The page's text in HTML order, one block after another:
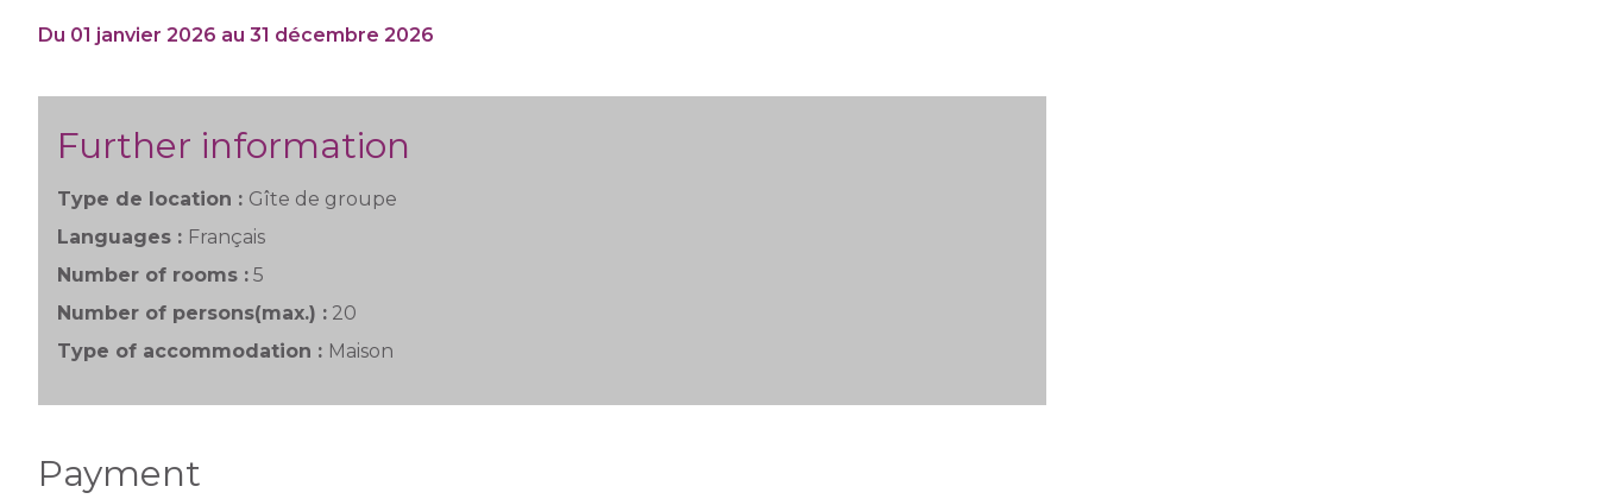
Du 01 janvier 2026 au 31 décembre 2026
Further information
Type de location : Gîte de groupe
Languages : Français
Number of rooms : 5
Number of persons(max.) : 20
Type of accommodation : Maison
Payment